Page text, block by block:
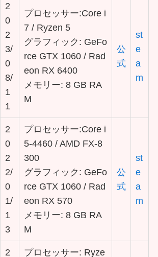
2
0
2
3/
0
8/
1
1
プロセッサー:Core i
7 / Ryzen 5
グラフィック: GeFo
rce GTX 1060 / Rad
eon RX 6400
メモリー: 8 GB RA
M
公
式
st
e
a
m
2
0
2
2/
0
1/
1
3
プロセッサー:Core i
5-4460 / AMD FX-8
300
グラフィック: GeFo
rce GTX 1060 / Rad
eon RX 570
メモリー: 8 GB RA
M
公
式
st
e
a
m
2 プロセッサー: Ryze